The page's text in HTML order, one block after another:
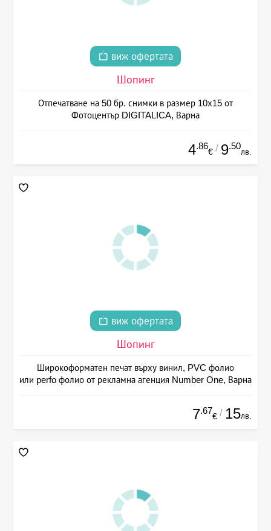
виж офертата
Шопинг
Отпечатване на 50 бр. снимки в размер 10х15 от
Фотоцентър DIGITALICA, Варна
4.86
€ / 9.50
лв.
виж офертата
Шопинг
Широкоформатен печат върху винил, PVC фолио
или perfo фолио от рекламна агенция Number One, Варна
7.67
€ / 15лв.